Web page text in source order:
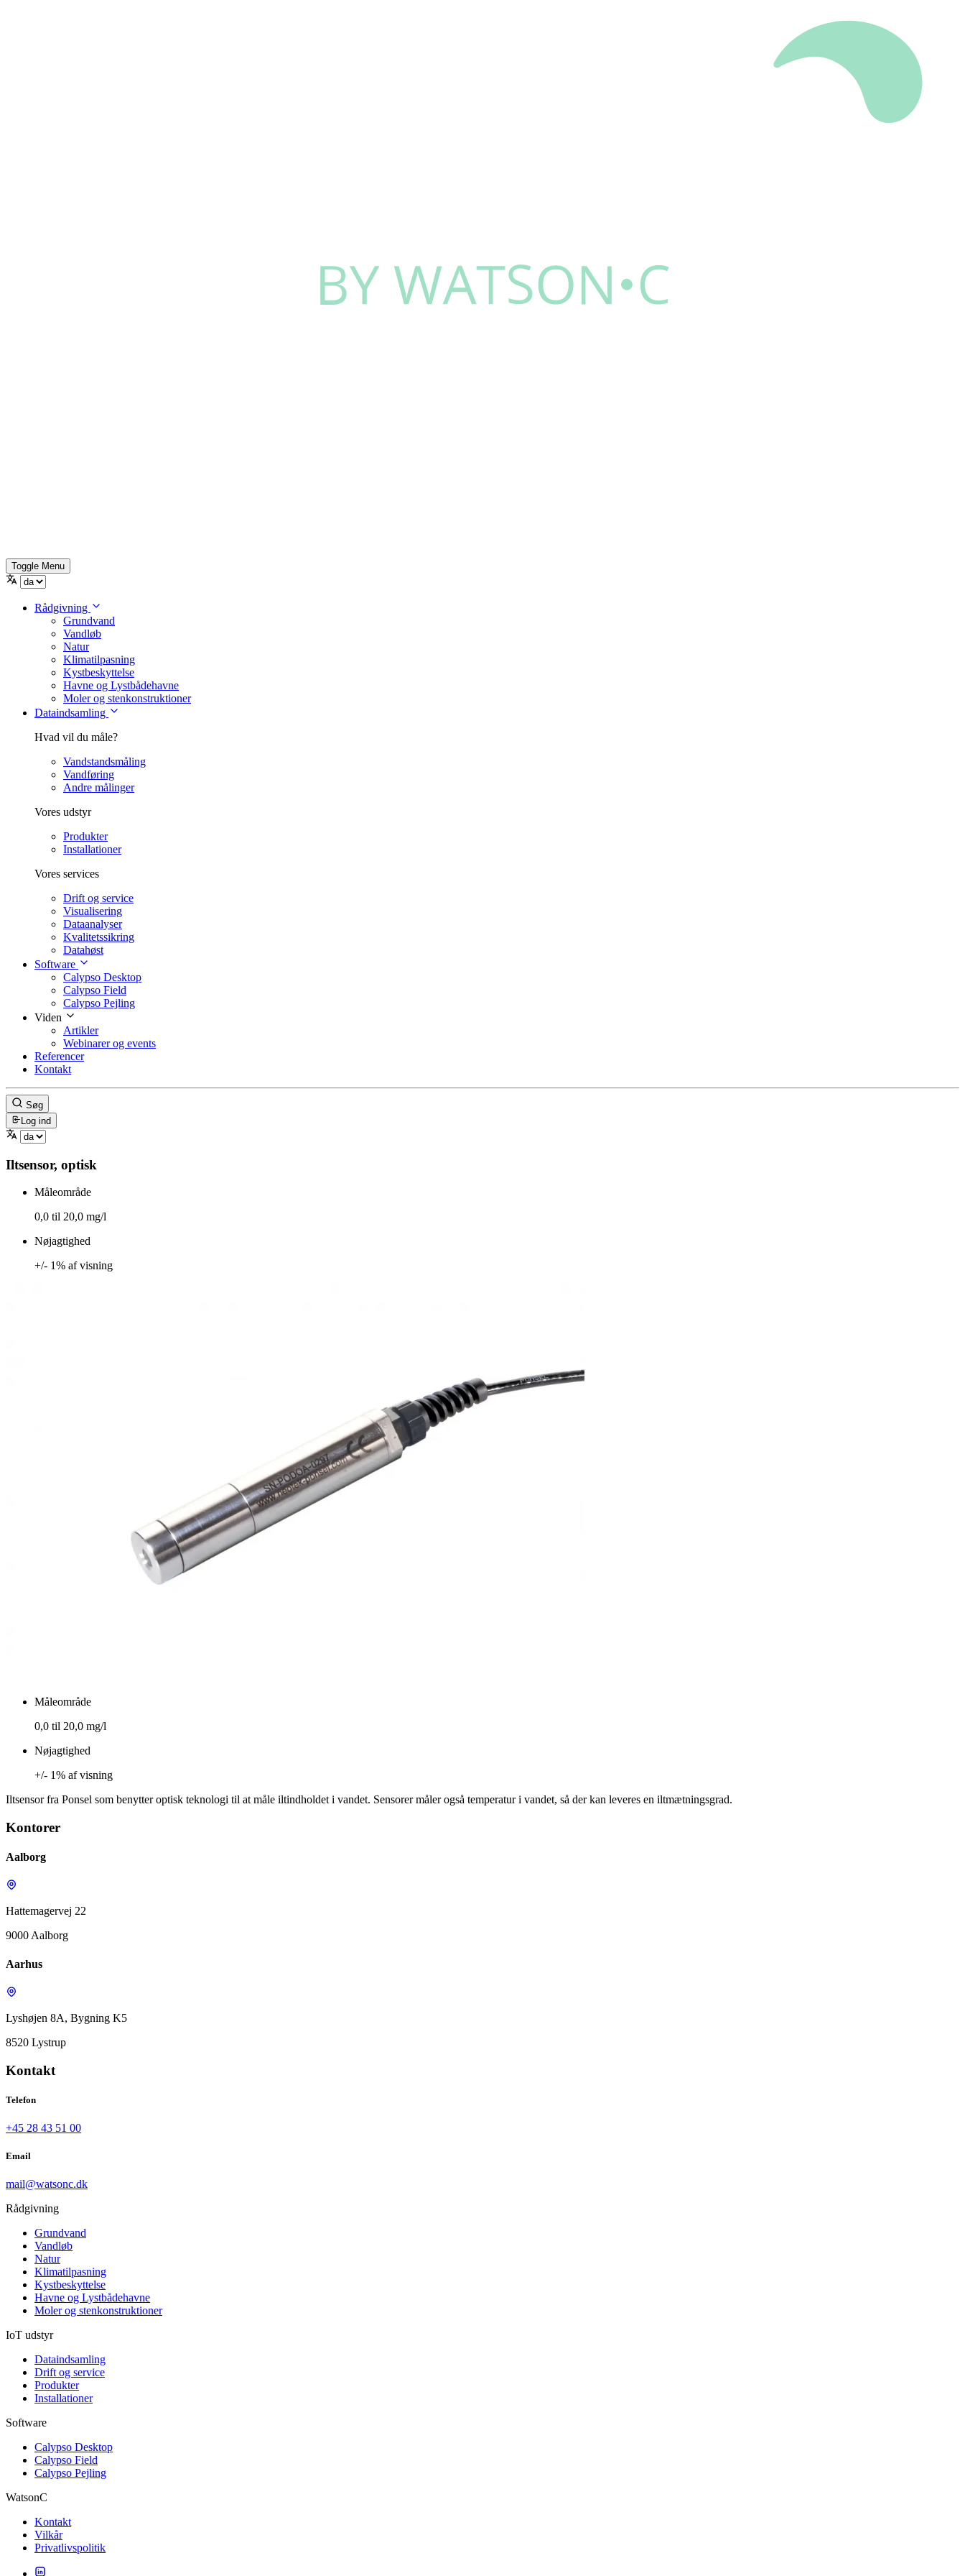
Toggle Menu
Rådgivning
Grundvand
Vandløb
Natur
Klimatilpasning
Kystbeskyttelse
Havne og Lystbådehavne
Moler og stenkonstruktioner
Dataindsamling
Hvad vil du måle?
Vandstandsmåling
Vandføring
Andre målinger
Vores udstyr
Produkter
Installationer
Vores services
Drift og service
Visualisering
Dataanalyser
Kvalitetssikring
Datahøst
Software
Calypso Desktop
Calypso Field
Calypso Pejling
Viden
Artikler
Webinarer og events
Referencer
Kontakt
Søg
Log ind
Iltsensor, optisk
Måleområde
0,0 til 20,0 mg/l
Nøjagtighed
+/- 1% af visning
Måleområde
0,0 til 20,0 mg/l
Nøjagtighed
+/- 1% af visning
Iltsensor fra Ponsel som benytter optisk teknologi til at måle iltindholdet i vandet. Sensorer måler også temperatur i vandet, så der kan leveres en iltmætningsgrad.
Kontorer
Aalborg
Hattemagervej 22
9000 Aalborg
Aarhus
Lyshøjen 8A, Bygning K5
8520 Lystrup
Kontakt
Telefon
+45 28 43 51 00
Email
mail@watsonc.dk
Rådgivning
Grundvand
Vandløb
Natur
Klimatilpasning
Kystbeskyttelse
Havne og Lystbådehavne
Moler og stenkonstruktioner
IoT udstyr
Dataindsamling
Drift og service
Produkter
Installationer
Software
Calypso Desktop
Calypso Field
Calypso Pejling
WatsonC
Kontakt
Vilkår
Privatlivspolitik